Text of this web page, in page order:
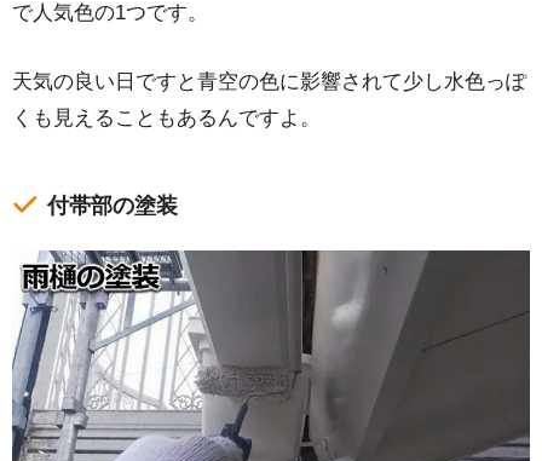
で人気色の1つです。
天気の良い日ですと青空の色に影響されて少し水色っぽ
くも見えることもあるんですよ。
付帯部の塗装